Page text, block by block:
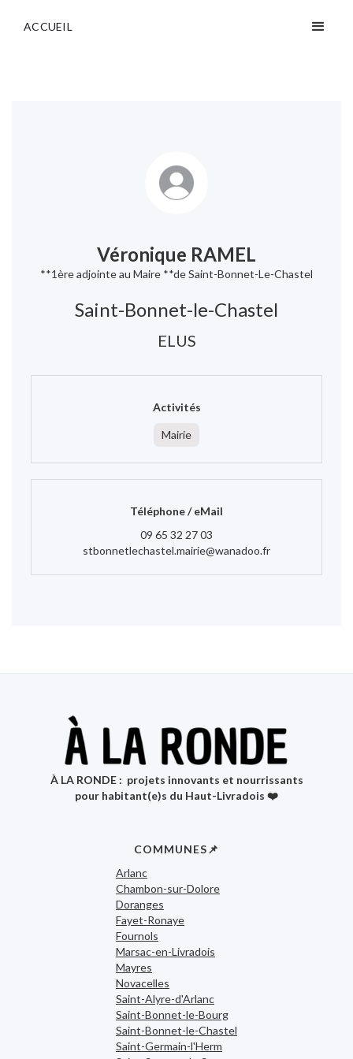
ACCUEIL
Véronique RAMEL
**1ère adjointe au Maire **de Saint-Bonnet-Le-Chastel
Saint-Bonnet-le-Chastel
ELUS
Activités
Mairie
Téléphone / eMail
09 65 32 27 03
stbonnetlechastel.mairie@wanadoo.fr
COMMUNES📌
Arlanc
Chambon-sur-Dolore
Doranges
Fayet-Ronaye
Fournols
Marsac-en-Livradois
Mayres
Novacelles
Saint-Alyre-d'Arlanc
Saint-Bonnet-le-Bourg
Saint-Bonnet-le-Chastel
Saint-Germain-l'Herm
À LA RONDE : projets innovants et nourrissants
pour habitant(e)s du Haut-Livradois ❤️